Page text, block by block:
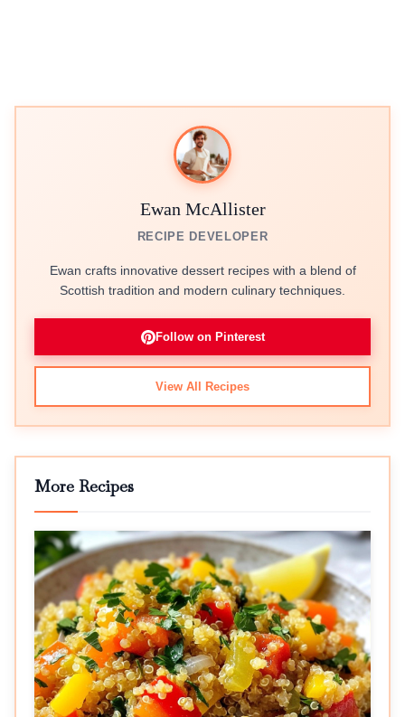
Ewan McAllister
RECIPE DEVELOPER
Ewan crafts innovative dessert recipes with a blend of
Scottish tradition and modern culinary techniques.
Follow on Pinterest
View All Recipes
More Recipes